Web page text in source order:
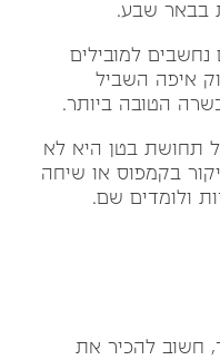
בבאר שבע.
נחשבים למובילים
איפה השביל
הטובה ביותר.
תחושת בטן היא לא
בקמפוס או שיחה
ולומדים שם.
חשוב להכיר את